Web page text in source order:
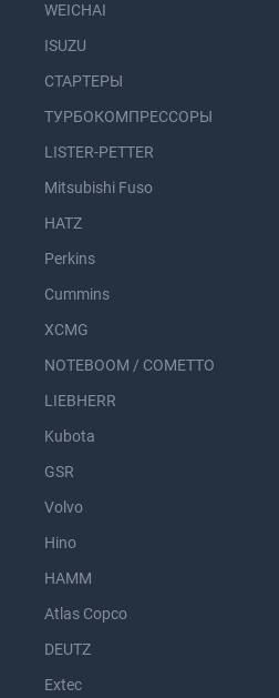
WEICHAI
ISUZU
СТАРТЕРЫ
ТУРБОКОМПРЕССОРЫ
LISTER-PETTER
Mitsubishi Fuso
HATZ
Perkins
Cummins
XCMG
NOTEBOOM / COMETTO
LIEBHERR
Kubota
GSR
Volvo
Hino
HAMM
Atlas Copco
DEUTZ
Extec